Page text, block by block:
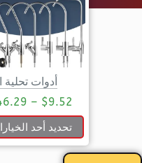
أدوات تحلية
$9.52
–
تحديد أحد